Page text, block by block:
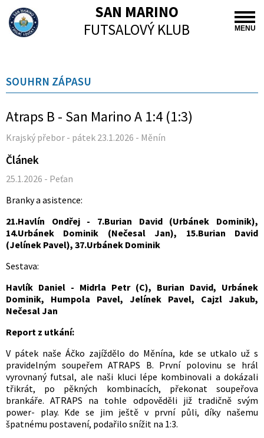
MENU
SAN MARINO
FUTSALOVÝ KLUB
SOUHRN ZÁPASU
Atraps B - San Marino A 1:4 (1:3)
Krajský přebor - pátek 23.1.2026 - Měnín
Článek
25.1.2026 - Peťan
Branky a asistence:
21.Havlín Ondřej - 7.Burian David (Urbánek Dominik),
14.Urbánek Dominik (Nečesal Jan), 15.Burian David
(Jelínek Pavel), 37.Urbánek Dominik
Sestava:
Havlík Daniel - Midrla Petr (C), Burian David, Urbánek
Dominik, Humpola Pavel, Jelínek Pavel, Cajzl Jakub,
Nečesal Jan
Report z utkání:
V pátek naše Áčko zajíždělo do Měnína, kde se utkalo už s
pravidelným soupeřem ATRAPS B. První polovinu se hrál
vyrovnaný futsal, ale naši kluci lépe kombinovali a dokázali
třikrát, po pěkných kombinacích, překonat soupeřova
brankáře. ATRAPS na tohle odpověděli již tradičně svým
power- play. Kde se jim ještě v první půli, díky našemu
špatnému postavení, podařilo snížit na 1:3.